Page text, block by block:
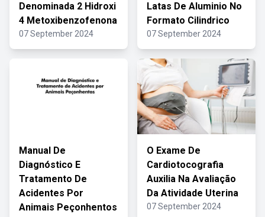
Denominada 2 Hidroxi
4 Metoxibenzofenona
07 September 2024
Latas De Aluminio No
Formato Cilindrico
07 September 2024
Manual De
Diagnóstico E
Tratamento De
Acidentes Por
Animais Peçonhentos
O Exame De
Cardiotocografia
Auxilia Na Avaliação
Da Atividade Uterina
07 September 2024